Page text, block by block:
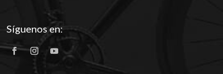
Síguenos en: